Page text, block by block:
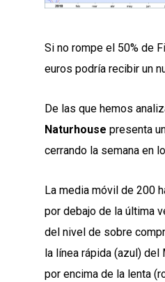
Si no rompe el 50% de
euros podría recibir un
De las que hemos
Naturhouse presenta
cerrando la semana en
La media móvil de 200
por debajo de la última
del nivel de sobre
la línea rápida (azul)
por encima de la lenta